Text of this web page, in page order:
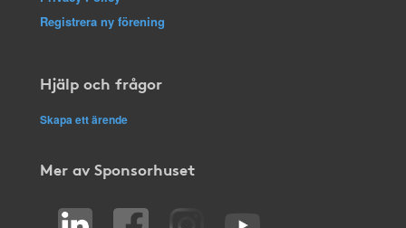
Registrera ny förening
Hjälp och frågor
Skapa ett ärende
Mer av Sponsorhuset